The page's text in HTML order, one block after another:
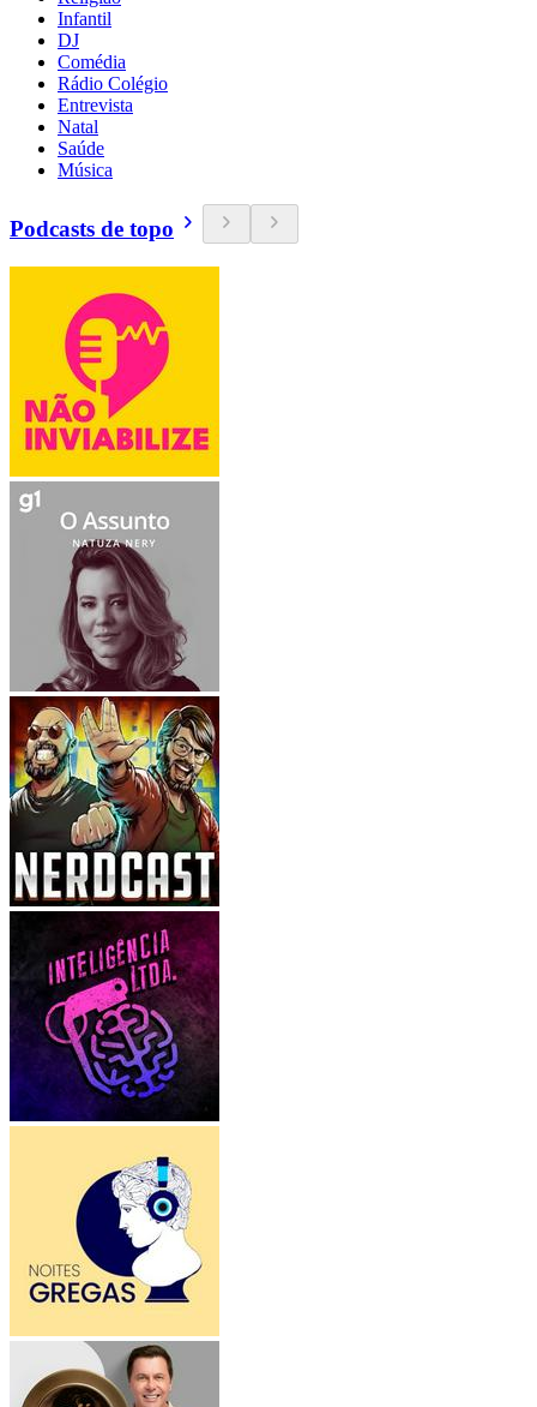
Infantil
DJ
Comédia
Rádio Colégio
Entrevista
Natal
Saúde
Música
Podcasts de topo